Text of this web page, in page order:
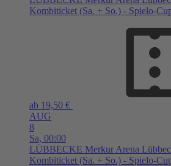
Kombiticket (Sa. + So.) - Spielo-
ab 19,50 €
AUG
8
Sa, 00:00
LÜBBECKE Merkur Arena
Kombiticket (Sa. + So.) - Spielo-